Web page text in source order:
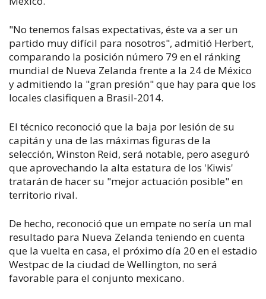
"No tenemos falsas expectativas, éste va a ser un
partido muy difícil para nosotros", admitió Herbert,
comparando la posición número 79 en el ránking
mundial de Nueva Zelanda frente a la 24 de México
y admitiendo la "gran presión" que hay para que los
locales clasifiquen a Brasil-2014.
El técnico reconoció que la baja por lesión de su
capitán y una de las máximas figuras de la
selección, Winston Reid, será notable, pero aseguró
que aprovechando la alta estatura de los 'Kiwis'
tratarán de hacer su "mejor actuación posible" en
territorio rival.
De hecho, reconoció que un empate no sería un mal
resultado para Nueva Zelanda teniendo en cuenta
que la vuelta en casa, el próximo día 20 en el estadio
Westpac de la ciudad de Wellington, no será
favorable para el conjunto mexicano.